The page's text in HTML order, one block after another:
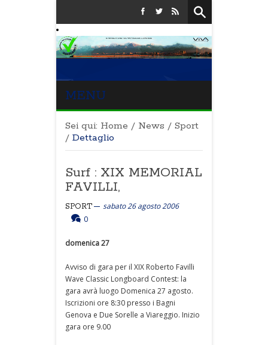
MENU
Sei qui: Home / News / Sport
/ Dettaglio
Surf : XIX MEMORIAL
FAVILLI,
SPORT
sabato 26 agosto 2006
0
domenica 27
Avviso di gara per il XIX Roberto Favilli
Wave Classic Longboard Contest: la
gara avrà luogo Domenica 27 agosto.
Iscrizioni ore 8:30 presso i Bagni
Genova e Due Sorelle a Viareggio. Inizio
gara ore 9.00